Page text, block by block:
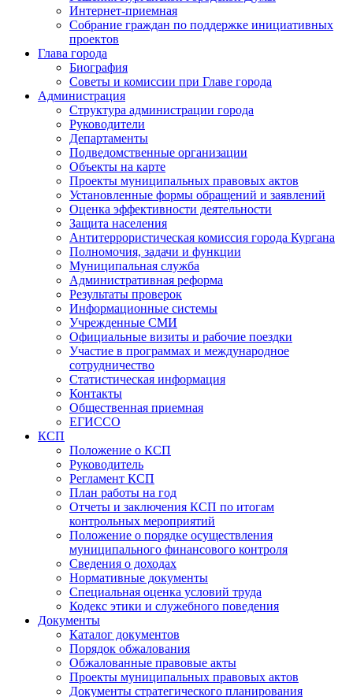
Интернет-приемная
Собрание граждан по поддержке инициативных
проектов
Глава города
Биография
Советы и комиссии при Главе города
Администрация
Структура администрации города
Руководители
Департаменты
Подведомственные организации
Объекты на карте
Проекты муниципальных правовых актов
Установленные формы обращений и заявлений
Оценка эффективности деятельности
Защита населения
Антитеррористическая комиссия города Кургана
Полномочия, задачи и функции
Муниципальная служба
Административная реформа
Результаты проверок
Информационные системы
Учрежденные СМИ
Официальные визиты и рабочие поездки
Участие в программах и международное
сотрудничество
Статистическая информация
Контакты
Общественная приемная
ЕГИССО
КСП
Положение о КСП
Руководитель
Регламент КСП
План работы на год
Отчеты и заключения КСП по итогам
контрольных мероприятий
Положение о порядке осуществления
муниципального финансового контроля
Сведения о доходах
Нормативные документы
Специальная оценка условий труда
Кодекс этики и служебного поведения
Документы
Каталог документов
Порядок обжалования
Обжалованные правовые акты
Проекты муниципальных правовых актов
Документы стратегического планирования